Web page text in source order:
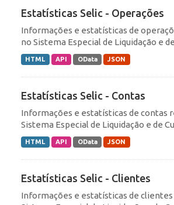
Estatísticas Selic - Operações
Informações e estatísticas de
no Sistema Especial de Liquidação e
HTML API OData JSON
Estatísticas Selic - Contas
Informações e estatísticas de contas
Sistema Especial de Liquidação e de
HTML API OData JSON
Estatísticas Selic - Clientes
Informações e estatísticas de